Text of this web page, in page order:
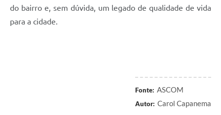
do bairro e, sem dúvida, um legado de qualidade de vida
para a cidade.
Fonte: ASCOM
Autor: Carol Capanema